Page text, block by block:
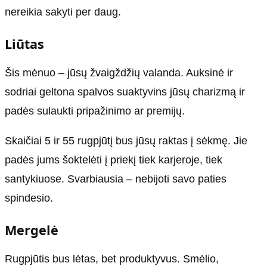
nereikia sakyti per daug.
Liūtas
Šis mėnuo – jūsų žvaigždžių valanda. Auksinė ir
sodriai geltona spalvos suaktyvins jūsų charizmą ir
padės sulaukti pripažinimo ar premijų.
Skaičiai 5 ir 55 rugpjūtį bus jūsų raktas į sėkmę. Jie
padės jums šoktelėti į priekį tiek karjeroje, tiek
santykiuose. Svarbiausia – nebijoti savo paties
spindesio.
Mergelė
Rugpjūtis bus lėtas, bet produktyvus. Smėlio,